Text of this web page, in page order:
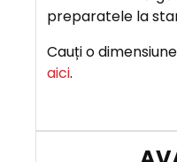
preparatele la
Cauți o
aici.